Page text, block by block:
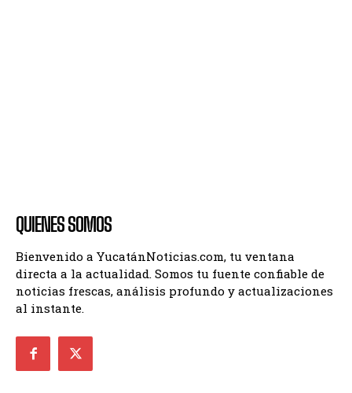
QUIENES SOMOS
Bienvenido a YucatánNoticias.com, tu ventana
directa a la actualidad. Somos tu fuente confiable de
noticias frescas, análisis profundo y actualizaciones
al instante.